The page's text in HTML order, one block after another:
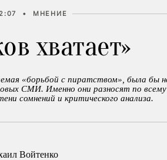
• МНЕНИЕ
хватает»
«борьбой с пиратством», была бы
СМИ. Именно они разносят по
сомнений и критического анализа.
Войтенко